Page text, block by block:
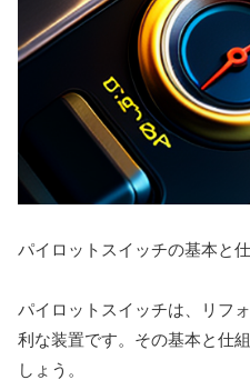
パイロットスイッチの基本と
パイロットスイッチは、リフ
利な装置です。その基本と仕
しょう。